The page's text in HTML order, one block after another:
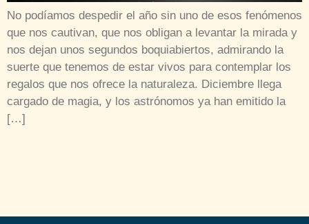
No podíamos despedir el año sin uno de esos fenómenos
que nos cautivan, que nos obligan a levantar la mirada y
nos dejan unos segundos boquiabiertos, admirando la
suerte que tenemos de estar vivos para contemplar los
regalos que nos ofrece la naturaleza. Diciembre llega
cargado de magia, y los astrónomos ya han emitido la
[…]